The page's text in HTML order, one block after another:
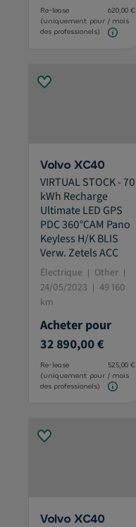
Re-lease
(uniquement pour
des professionels)
620,00 €
/ mois
Volvo XC40
VIRTUAL STOCK - 70
kWh Recharge
Ultimate LED GPS
PDC 360°CAM Pano
Keyless H/K BLIS
Verw. Zetels ACC
Électrique
Other
24/05/2023
49 160
km
Acheter pour
32 890,00 €
Re-lease
(uniquement pour
des professionels)
525,00 €
/ mois
Volvo XC40